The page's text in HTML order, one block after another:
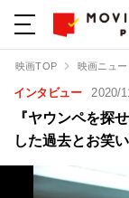
映画TOP 映画ニュ
インタビュー 2020/
『ヤウンペを探
した過去とお笑